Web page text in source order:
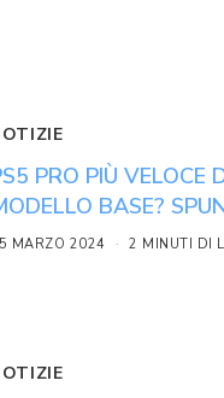
PRO PIÙ VELOCE
BASE?
MARZO 2024 2 MINUTI DI